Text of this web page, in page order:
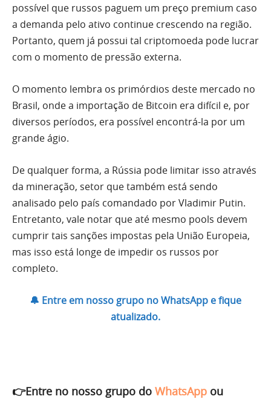
possível que russos paguem um preço premium caso
a demanda pelo ativo continue crescendo na região.
Portanto, quem já possui tal criptomoeda pode lucrar
com o momento de pressão externa.
O momento lembra os primórdios deste mercado no
Brasil, onde a importação de Bitcoin era difícil e, por
diversos períodos, era possível encontrá-la por um
grande ágio.
De qualquer forma, a Rússia pode limitar isso através
da mineração, setor que também está sendo
analisado pelo país comandado por Vladimir Putin.
Entretanto, vale notar que até mesmo pools devem
cumprir tais sanções impostas pela União Europeia,
mas isso está longe de impedir os russos por
completo.
🔔 Entre em nosso grupo no WhatsApp e fique
atualizado.
👉Entre no nosso grupo do WhatsApp ou